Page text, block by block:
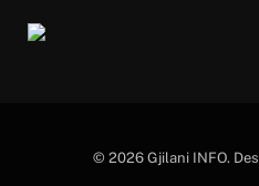
© 2026 Gjilani INFO.